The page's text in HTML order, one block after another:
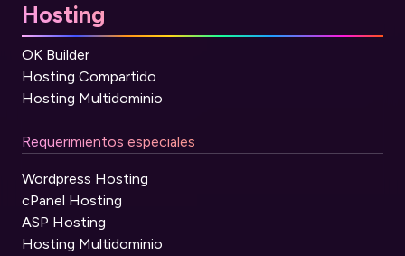
Hosting
OK Builder
Hosting Compartido
Hosting Multidominio
Requerimientos especiales
Wordpress Hosting
cPanel Hosting
ASP Hosting
Hosting Multidominio